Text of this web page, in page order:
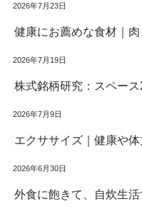
2026年7月23日
健康にお薦めな食材｜
2026年7月19日
株式銘柄研究：スペース
2026年7月9日
エクササイズ｜健康や
2026年6月30日
外食に飽きて、自炊生